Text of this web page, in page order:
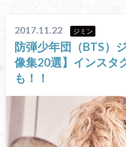
2017.11.22 ジミン
防弾少年団（BTS）
像集20選】インスタ
も！！